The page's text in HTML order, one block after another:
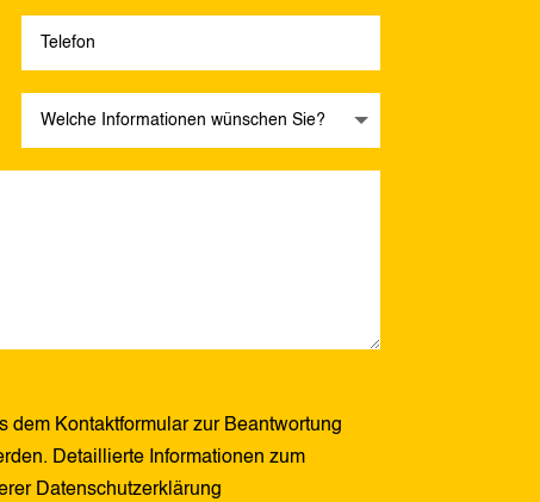
dem Kontaktformular zur Beantwortung
Detaillierte Informationen zum
Datenschutzerklärung